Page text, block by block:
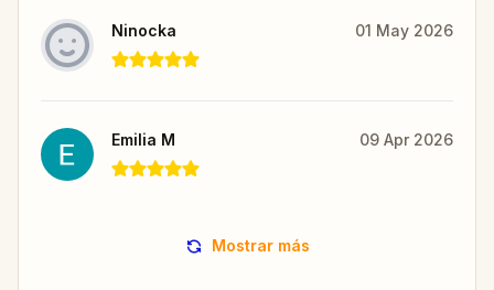
Ninocka 01 May 2026
Emilia M 09 Apr 2026
Mostrar más